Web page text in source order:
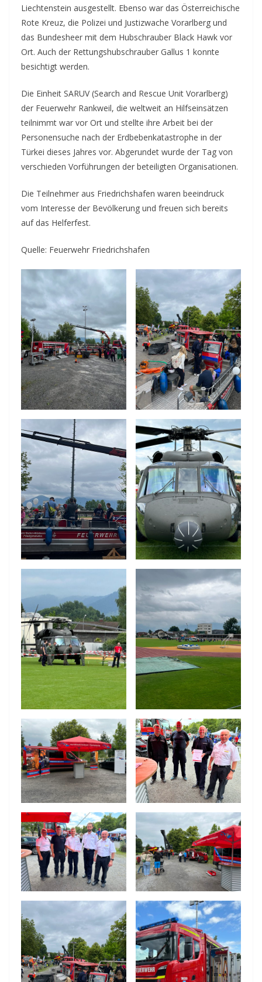
Liechtenstein ausgestellt. Ebenso war das Österreichische
Rote Kreuz, die Polizei und Justizwache Vorarlberg und
das Bundesheer mit dem Hubschrauber Black Hawk vor
Ort. Auch der Rettungshubschrauber Gallus 1 konnte
besichtigt werden.
Die Einheit SARUV (Search and Rescue Unit Vorarlberg)
der Feuerwehr Rankweil, die weltweit an Hilfseinsätzen
teilnimmt war vor Ort und stellte ihre Arbeit bei der
Personensuche nach der Erdbebenkatastrophe in der
Türkei dieses Jahres vor. Abgerundet wurde der Tag von
verschieden Vorführungen der beteiligten Organisationen.
Die Teilnehmer aus Friedrichshafen waren beeindruck
vom Interesse der Bevölkerung und freuen sich bereits
auf das Helferfest.
Quelle: Feuerwehr Friedrichshafen